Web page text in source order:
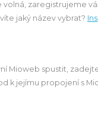
volná, zaregistrujeme
jaký název vybrat?
Mioweb spustit,
k jejímu propojení s